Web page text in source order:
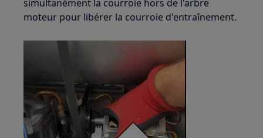
simultanément la courroie hors de l'arbre
moteur pour libérer la courroie d'entraînement.